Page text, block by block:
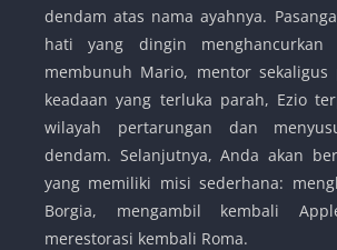
dendam atas nama ayahnya.
hati yang dingin menghancurkan
membunuh Mario, mentor sekaligus
keadaan yang terluka parah, Ezio
wilayah pertarungan dan
dendam. Selanjutnya, Anda akan
yang memiliki misi sederhana:
Borgia, mengambil kembali
merestorasi kembali Roma.